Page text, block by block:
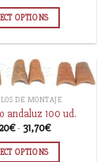
OPTIONS
DE MONTAJE
andaluz 100 ud.
€ - 31,70€
OPTIONS